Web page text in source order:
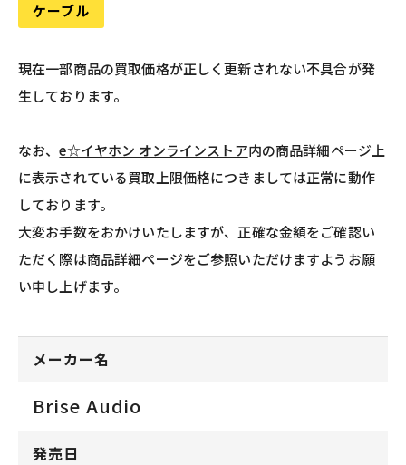
ケーブル
現在一部商品の買取価格が正しく更新されない不具合が発
生しております。
なお、e☆イヤホン オンラインストア内の商品詳細ページ上
に表示されている買取上限価格につきましては正常に動作
しております。
大変お手数をおかけいたしますが、正確な金額をご確認い
ただく際は商品詳細ページをご参照いただけますようお願
い申し上げます。
メーカー名
Brise Audio
発売日